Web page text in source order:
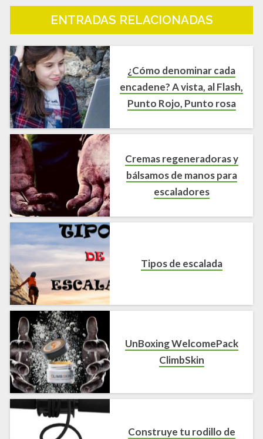
ENTRADAS RELACIONADAS
¿Cómo denominar cada
encadene? A vista, al Flash,
Punto Rojo, Punto rosa
Cremas regeneradoras y
bálsamos de manos para
escaladores
Tipos de escalada
UnBoxing WelcomePack
ClimbSkin
Construye tu rodillo de